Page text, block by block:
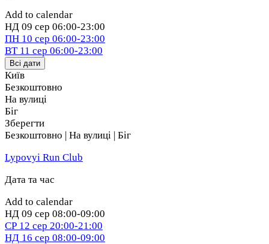
Add to calendar
НД 09 сер 06:00-23:00
ПН 10 сер 06:00-23:00
ВТ 11 сер 06:00-23:00
Всі дати
Київ
Безкоштовно
На вулиці
Біг
Зберегти
Безкоштовно | На вулиці | Біг
Lypovyi Run Club
Дата та час
Add to calendar
НД 09 сер 08:00-09:00
СР 12 сер 20:00-21:00
НД 16 сер 08:00-09:00